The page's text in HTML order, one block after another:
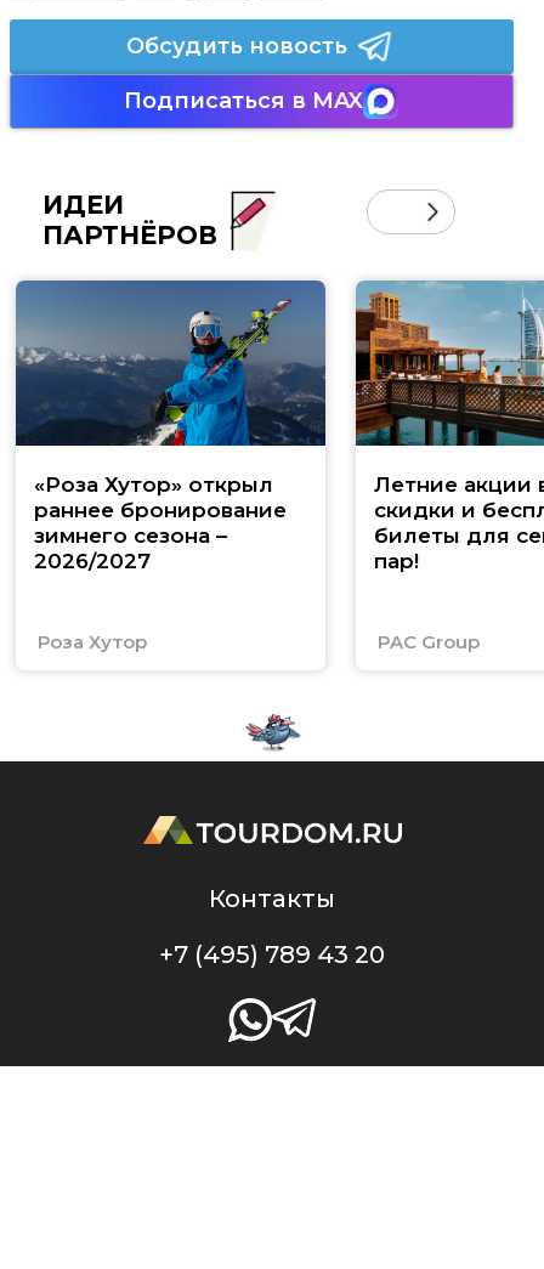
Обсудить новость
Подписаться в MAX
ИДЕИ
ПАРТНЁРОВ
«Роза Хутор» открыл
раннее бронирование
зимнего сезона –
2026/2027
Роза Хутор
Летние акции
скидки и
билеты для
пар!
PAC Group
Контакты
+7 (495) 789 43 20